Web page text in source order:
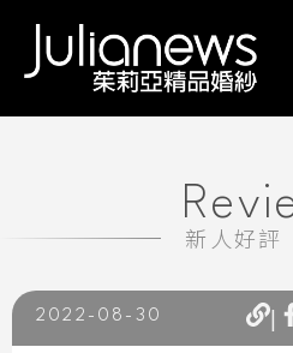
新人好評
2022-08-30 |